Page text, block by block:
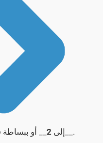
إلى 2 __ أو
__.